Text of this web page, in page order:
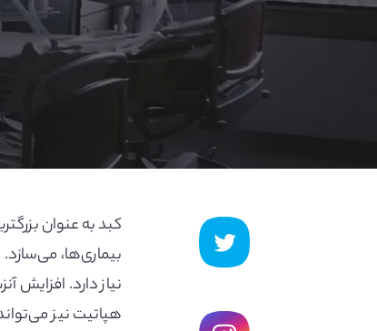
کبد به عنوان
بیماری‌ها،
نیاز دارد.
هپاتیت نیز